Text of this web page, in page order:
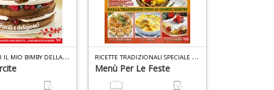
R
ICETTE PER IL MIO BIMBY DELLA NONNA N.6
R
ICETTE TRADIZIONALI SPECIALE N.1
Menù Per Le Feste